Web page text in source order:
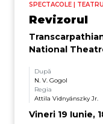
SPECTACOLE | TEATRU
Revizorul
National
După
N. V. Gogol
Regia
Attila Vidnyánszky Jr.
Vineri 19 Iunie,